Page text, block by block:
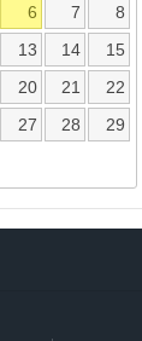
6 7
8
13 14
15
20 21
22
27 28
29